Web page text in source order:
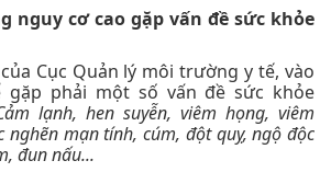
nguy cơ cao gặp vấn đề sức khỏe
Cục Quản lý môi trường y tế, vào
gặp phải một số vấn đề sức khỏe
lạnh, hen suyễn, viêm họng, viêm
nghẽn mạn tính, cúm, đột quỵ, ngộ độc
đun nấu...